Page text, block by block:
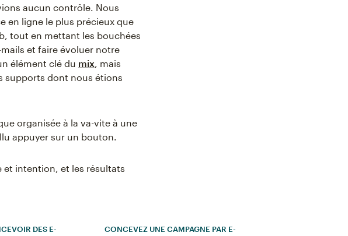
aucun contrôle. Nous
en ligne le plus précieux que
tout en mettant les bouchées
et faire évoluer notre
élément clé du mix, mais
supports dont nous étions
organisée à la va-vite à une
appuyer sur un bouton.
et intention, et les résultats
DES E-
CONCEVEZ UNE CAMPAGNE PAR E-